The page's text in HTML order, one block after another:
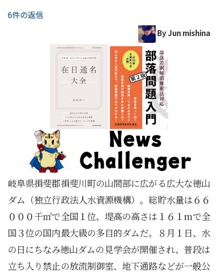
6件の返信
By Jun mishina
岐阜県揖斐郡揖斐川町の山間部に広がる広大な徳山
ダム（独立行政法人水資源機構）。総貯水量は６６
０００千㎡で全国１位、堤高の高さは１６１mで全
国３位の国内最大級の多目的ダムだ。８月１日、水
の日にちなみ徳山ダムの見学会が開催され、普段は
立ち入り禁止の放流制御室、地下通路などが一般公